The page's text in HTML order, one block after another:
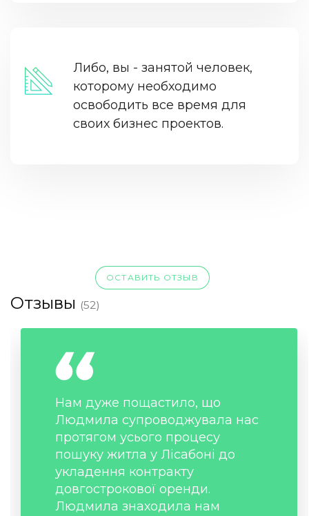
Либо, вы - занятой человек,
которому необходимо
освободить все время для
своих бизнес проектов.
ОСТАВИТЬ ОТЗЫВ
Отзывы (52)
Нам дуже пощастило, що
Людмила супроводжувала нас
протягом усього процесу
пошуку житла у Лісабоні до
укладення контракту
довгострокової оренди.
Людмила знаходила нам